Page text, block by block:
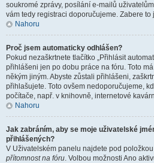
soukromé zprávy, posílání e-mailů
vám tedy registraci doporučujeme. Zabere to
Nahoru
Proč jsem automaticky odhlášen?
Pokud nezaškrtnete tlačítko „Přihlásit
přihlášeni jen po dobu práce na fóru. Toto
někým jiným. Abyste zůstali přihlášeni,
přihlašujete. Toto ovšem nedoporučujeme,
počítače, např. v knihovně, internetové
Nahoru
Jak zabráním, aby se moje uživatelské
přihlášených?
V Uživatelském panelu najdete pod položkou
přítomnost na fóru. Volbou možnosti Ano